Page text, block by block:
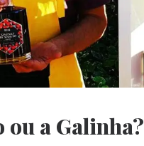
ou a Galinha?